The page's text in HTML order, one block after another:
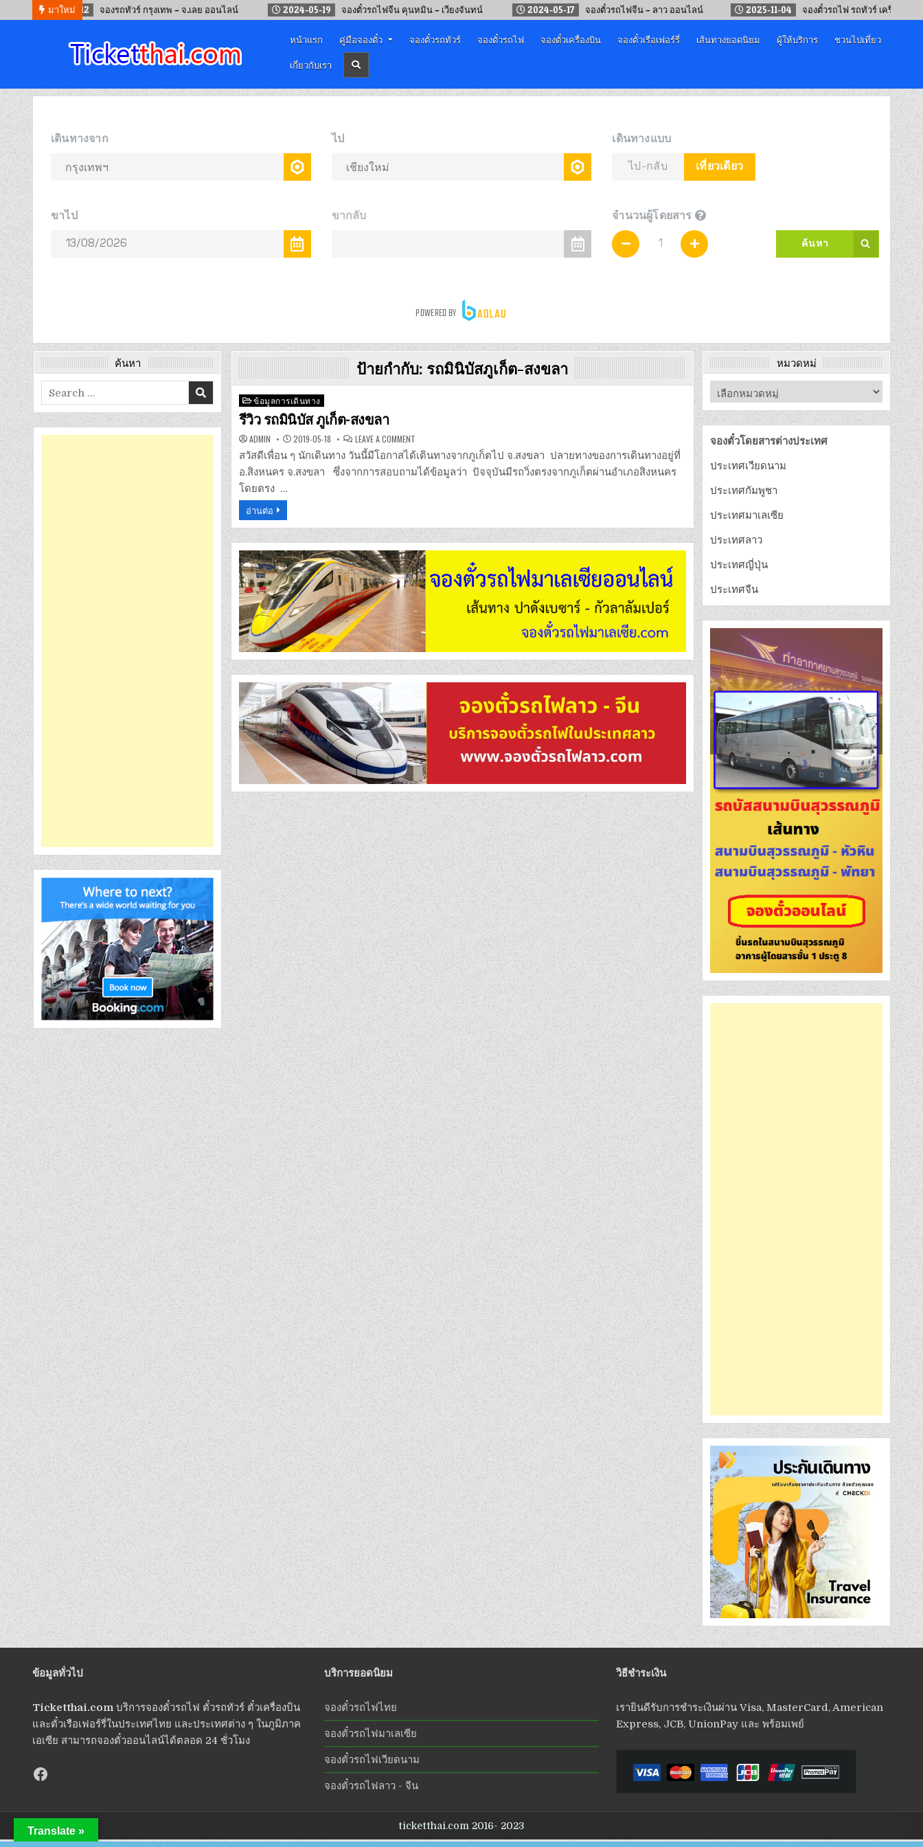
มาใหม่
2024-09-12 จองรถทัวร์ กรุงเทพ – จ.เลย ออนไลน์ 2024-05-19 จองตั๋วรถไฟจีน คุนหมิน – เวียงจันทน์ 2024-05-17 จองตั๋วรถไฟจีน – ลาว ออนไลน์ 2025-11-04 จองตั๋วรถไฟ รถทัวร์ เครื่องบิน “เทศกา
จองตั๋วออนไลน์
หน้าแรก คู่มือจองตั๋ว จองตั๋วรถทัวร์ จองตั๋วรถไฟ จองตั๋วเครื่องบิน จองตั๋วเรือเฟอร์รี่ เส้นทางยอดนิยม ผู้ให้บริการ
ชวนไปเที่ยว
เกี่ยวกับเรา
ป้ายกำกับ: รถมินิบัสภูเก็ต-สงขลา
Posted
in
ข้อมูลการเดินทาง
รีวิว รถมินิบัส ภูเก็ต-สงขลา
ADMIN 2019-05-18 LEAVE A COMMENTON
รถ
มิ
นิ
บัส
สวัสดีเพื่อน ๆ นักเดินทาง วันนี้มีโอกาสได้เดินทางจากภูเก็ตไป จ.สงขลา ปลายทางของการเดินทางอยู่ที่
อ.สิงหนคร จ.สงขลา ซึ่งจากการสอบถามได้ข้อมูลว่า ปัจจุบันมีรถวิ่งตรงจากภูเก็ตผ่านอำเภอสิงหนคร
โดยตรง …
อ่านต่อ
ค้นหา
Search
for:
หมวดหมู่
จองตั๋วโดยสารต่างประเทศ
ประเทศเวียดนาม
ประเทศกัมพูชา
ประเทศมาเลเซีย
ประเทศลาว
ประเทศญี่ปุ่น
ประเทศจีน
ข้อมูลทั่วไป
Ticketthai.com บริการจองตั๋วรถไฟ ตั๋วรถทัวร์ ตั๋วเครื่องบิน
และตั๋วเรือเฟอร์รี่ในประเทศไทย และประเทศต่าง ๆ ในภูมิภาค
เอเซีย สามารถจองตั๋วออนไลน์ได้ตลอด 24 ชั่วโมง
บริการยอดนิยม
จองตั๋วรถไฟไทย
จองตั๋วรถไฟมาเลเซีย
จองตั๋วรถไฟเวียดนาม
จองตั๋วรถไฟลาว - จีน
วิธีชำระเงิน
เรายินดีรับการชำระเงินผ่าน Visa, MasterCard, American
Express, JCB, UnionPay และ พร้อมเพย์
ticketthai.com 2016- 2023
Translate »